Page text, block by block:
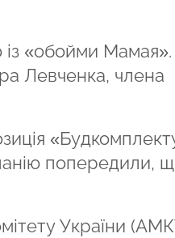
із «обойми Мамая».
Левченка, члена
попередили,
України